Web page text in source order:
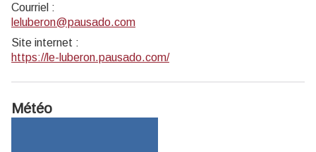
Courriel :
leluberon@pausado.com
Site internet :
https://le-luberon.pausado.com/
Météo